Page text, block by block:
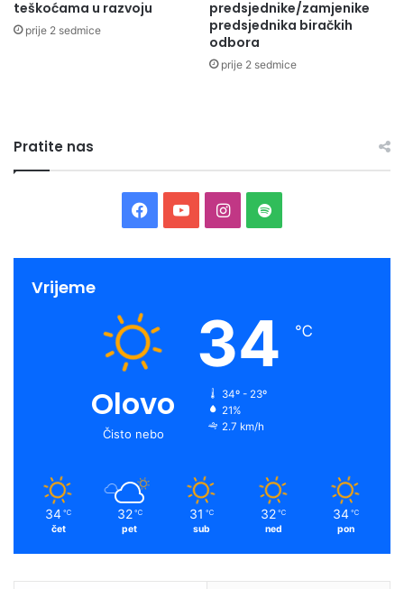
teškoćama u razvoju
prije 2 sedmice
predsjednike/zamjenike
predsjednika biračkih
odbora
prije 2 sedmice
Pratite nas
Facebook
YouTubeInstagram
Spotify
Vrijeme
Olovo
Čisto nebo
34 ℃
34º - 23º
21%
2.7 km/h
34 ℃
čet
32 ℃
pet
31 ℃
sub
32 ℃
ned
34 ℃
pon